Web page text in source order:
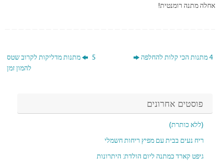
אחלה מתנה רומנטית!
5 מתנות מדליקות לקרוב שטס
להמון זמן
4 מתנות הכי קלות להחלפה
פוסטים אחרונים
(ללא כותרת)
ריח נעים בבית עם מפיץ ריחות חשמלי
גיפט קארד כמתנה ליום הולדת: היתרונות